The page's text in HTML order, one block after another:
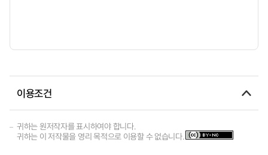
이용조건
귀하는 원저작자를 표시하여야 합니다.
귀하는 이 저작물을 영리 목적으로 이용할 수 없습니다.